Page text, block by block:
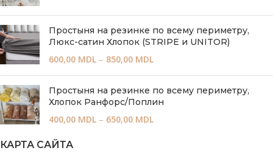
Простыня на резинке по всему периметру,
Люкс-сатин Хлопок (STRIPE и UNITOR)
600,00 MDL – 850,00 MDL
Простыня на резинке по всему периметру,
Хлопок Ранфорс/Поплин
400,00 MDL – 650,00 MDL
КАРТА САЙТА